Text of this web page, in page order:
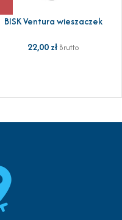
BISK Ventura wieszaczek
22,00zł Brutto